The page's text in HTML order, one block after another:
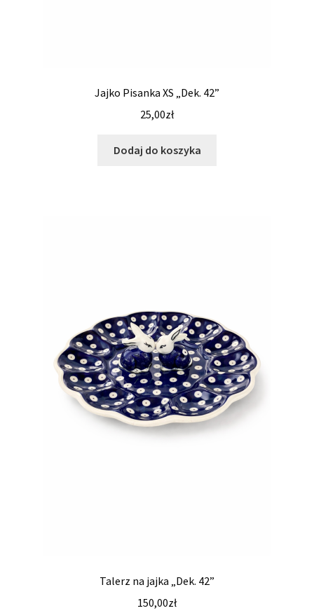
Jajko Pisanka XS „Dek. 42”
25,00zł
Dodaj do koszyka
Talerz na jajka „Dek. 42”
150,00zł